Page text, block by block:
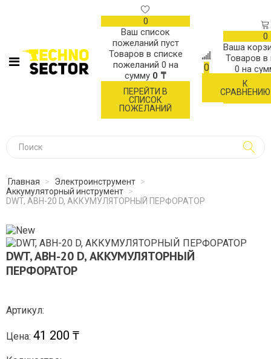
0
Ваш список
пожеланий пуст
Товаров в списке
пожеланий 0 на
сумму 0 ₸
ПЕРЕЙТИ В
СПИСОК
ПОЖЕЛАНИЙ
0
К
СРАВНЕНИЮ
0
Ваша
Товаров в
0 на
Главная > Электроинструмент >
Аккумуляторный инструмент >
DWT, ABH-20 D, АККУМУЛЯТОРНЫЙ ПЕРФОРАТОР
DWT, ABH-20 D, АККУМУЛЯТОРНЫЙ
ПЕРФОРАТОР
Артикул:
Цена: 41 200 ₸